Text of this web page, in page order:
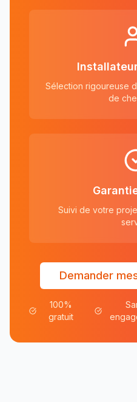
Sélection rigoureuse
de
Suivi de votre
Demander
100%
gratuit